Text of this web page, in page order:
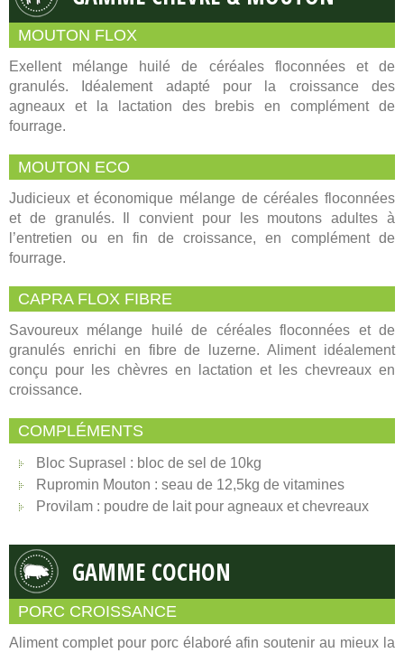
MOUTON FLOX
Exellent mélange huilé de céréales floconnées et de
granulés. Idéalement adapté pour la croissance des
agneaux et la lactation des brebis en complément de
fourrage.
MOUTON ECO
Judicieux et économique mélange de céréales floconnées
et de granulés. Il convient pour les moutons adultes à
l’entretien ou en fin de croissance, en complément de
fourrage.
CAPRA FLOX FIBRE
Savoureux mélange huilé de céréales floconnées et de
granulés enrichi en fibre de luzerne. Aliment idéalement
conçu pour les chèvres en lactation et les chevreaux en
croissance.
COMPLÉMENTS
Bloc Suprasel : bloc de sel de 10kg
Rupromin Mouton : seau de 12,5kg de vitamines
Provilam : poudre de lait pour agneaux et chevreaux
GAMME COCHON
PORC CROISSANCE
Aliment complet pour porc élaboré afin soutenir au mieux la